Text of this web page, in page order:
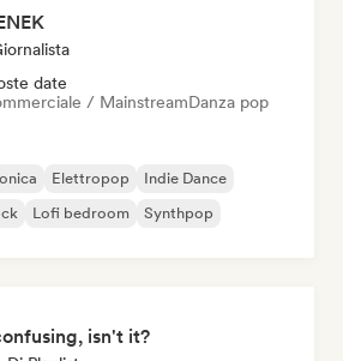
date
/ MainstreamDanza pop
Elettropop
Indie Dance
Lofi bedroom Synthpop
isn't it?